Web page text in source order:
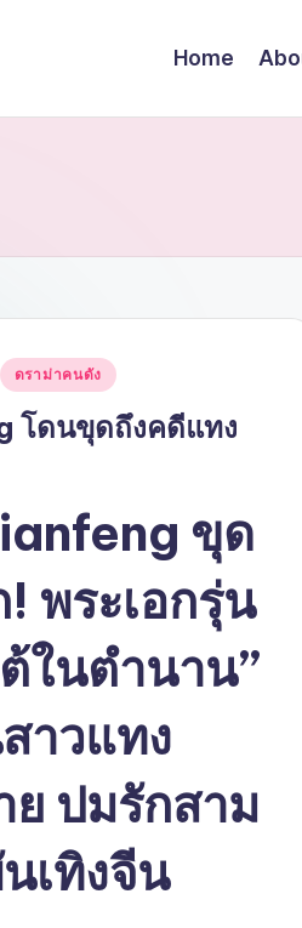
Home
ดราม่าคนดัง
โดนขุดถึงคดีแทง
ขุด
พระเอกรุ่น
ในตำนาน”
าวแทง
ย ปมรักสาม
เทิงจีน